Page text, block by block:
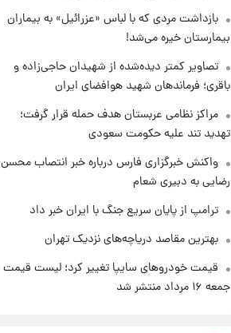
بازداشت مردی که با لباس «عزرائیل» به بیماران
بیمارستان خیره می‌شد!
تصاویر کمتر دیده‌شده از شهیدان حاجی‌زاده و
باقری؛ فرماندهان شهید هوافضای ایران
مراکز نظامی عربستان هدف حمله قرار گرفت؛
تهدید تند علیه حکومت سعودی
واکنش خبرگزاری فارس درباره خبر انتصاب محسن
رضایی به دبیری شعام
ترامپ از پایان سریع جنگ با ایران خبر داد
بهترین مقاصد دریاچه‌های نزدیک تهران
قیمت خودروهای سایپا تغییر کرد؛ لیست قیمت
جمعه ۱۶ مرداد منتشر شد